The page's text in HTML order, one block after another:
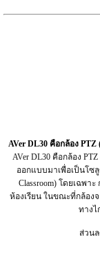
AVer DL30 คือกล้อง
AVer DL30 คือกล้อง
ออกแบบมาเพื่อเป็นโซ
Classroom) โดยเฉพา
ห้องเรียน ในขณะที่กล้อง
ทางไ
ส่วนล